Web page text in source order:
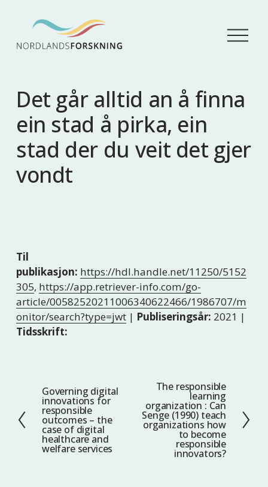
Å
p
e
Det går alltid an å finna
ein stad å pirka, ein
stad der du veit det gjer
vondt
Til
publikasjon: https://hdl.handle.net/11250/5152
305, https://app.retriever-info.com/go-
article/00582520211006340622466/1986707/m
onitor/search?type=jwt| Publiseringsår: 2021 |
Tidsskrift:
F
o
r
r
i
Governing digital
innovations for
responsible
outcomes – the
case of digital
healthcare and
welfare services
The responsible
learning
organization : Can
Senge (1990) teach
organizations how
to become
responsible
innovators?